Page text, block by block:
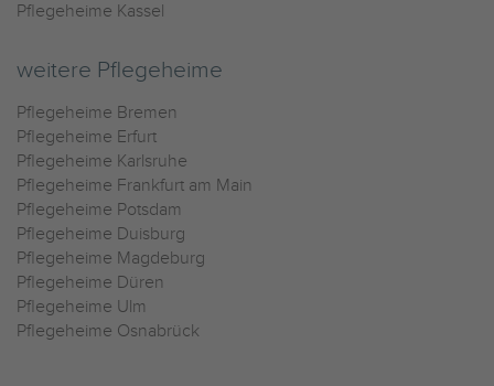
Pflegeheime Kassel
weitere Pflegeheime
Pflegeheime Bremen
Pflegeheime Erfurt
Pflegeheime Karlsruhe
Pflegeheime Frankfurt am Main
Pflegeheime Potsdam
Pflegeheime Duisburg
Pflegeheime Magdeburg
Pflegeheime Düren
Pflegeheime Ulm
Pflegeheime Osnabrück